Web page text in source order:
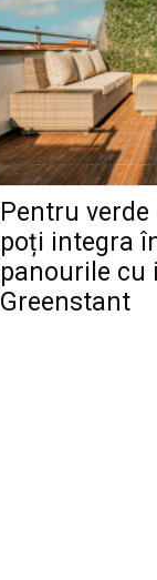
Pentru
poți integra
panourile cu
Greenstant